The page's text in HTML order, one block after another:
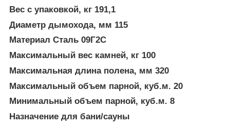
Вес с упаковкой, кг 191,1
Диаметр дымохода, мм 115
Материал Сталь 09Г2С
Максимальный вес камней, кг 100
Максимальная длина полена, мм 320
Максимальный объем парной, куб.м. 20
Минимальный объем парной, куб.м. 8
Назначение для бани/сауны